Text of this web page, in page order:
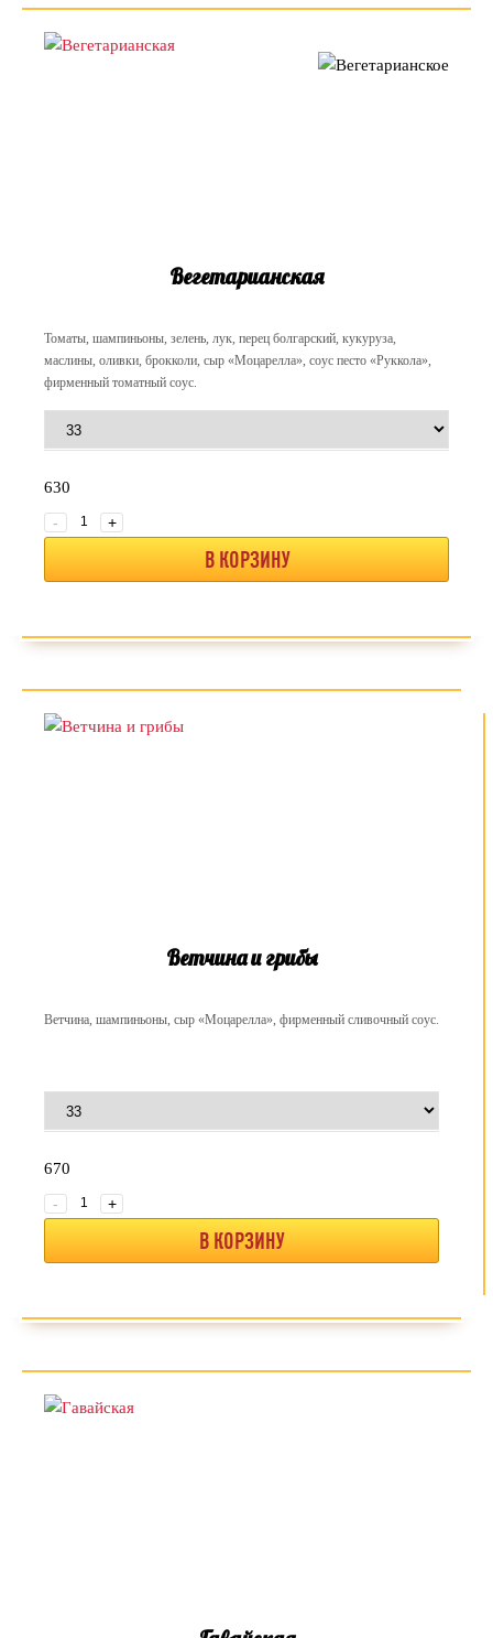
Вегетарианская
Томаты, шампиньоны, зелень, лук, перец болгарский, кукуруза,
маслины, оливки, брокколи, сыр «Моцарелла», соус песто «Руккола»,
фирменный томатный соус.
630
-
+
В КОРЗИНУ
Ветчина и грибы
Ветчина, шампиньоны, сыр «Моцарелла», фирменный сливочный соус.
670
-
+
В КОРЗИНУ